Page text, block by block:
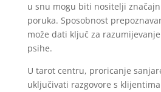
u snu mogu biti nositelji
poruka. Sposobnost
može dati ključ za
psihe.
U tarot centru, proricanje
uključivati razgovore s